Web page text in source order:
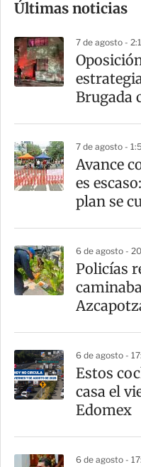
m
a
r
t
Últimas noticias
7 de agosto -
Brugada
7 de agosto -
Avance
es
plan se
6 de agosto -
Policías
6 de agosto -
Estos
casa el
Edomex
6 de agosto -